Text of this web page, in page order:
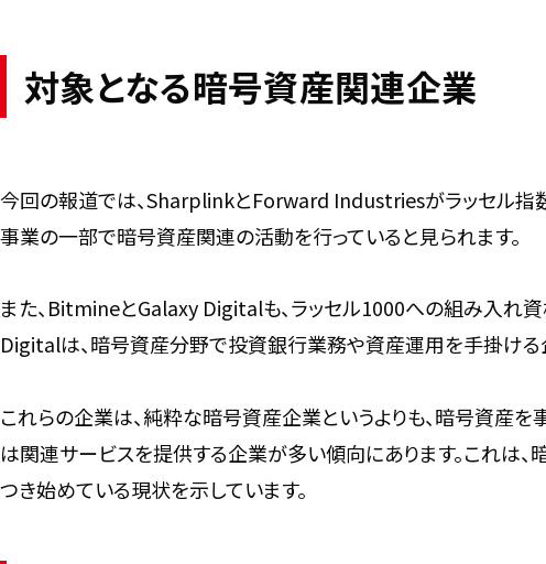
対象となる暗号資産関連企業
今回の報道では、SharplinkとForward Industriesがラッセル指
事業の一部で暗号資産関連の活動を行っていると見られます。
また、BitmineとGalaxy Digitalも、ラッセル1000への組み入れ
Digitalは、暗号資産分野で投資銀行業務や資産運用を手掛ける
これらの企業は、純粋な暗号資産企業というよりも、暗号資産を
は関連サービスを提供する企業が多い傾向にあります。これは
つき始めている現状を示しています。